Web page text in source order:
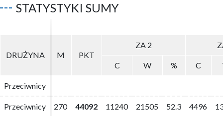
STATYSTYKI SUMY
DRUŻYNA M PKT
ZA 2
C W % C
Przeciwnicy
Przeciwnicy 270 44092 11240 21505 52.3 4496
DRUŻYNA M PKT
ZA 2
C W % C
Przeciwnicy
Przeciwnicy 270 44092 11240 21505 52.3 4496